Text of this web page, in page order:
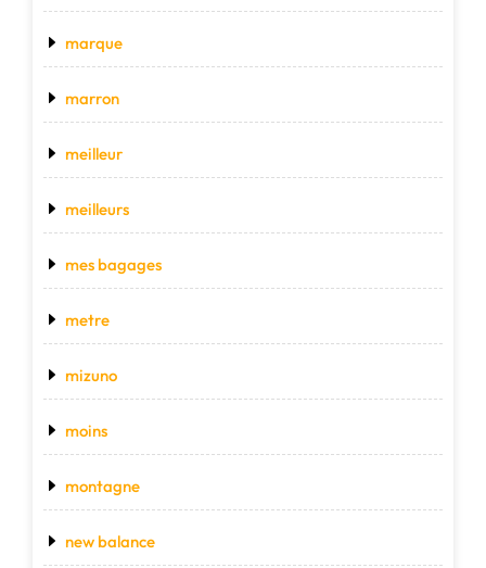
marque
marron
meilleur
meilleurs
mes bagages
metre
mizuno
moins
montagne
new balance